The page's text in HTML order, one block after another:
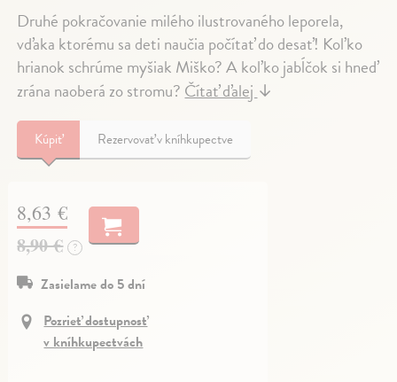
Druhé pokračovanie milého ilustrovaného leporela,
vďaka ktorému sa deti naučia počítať do desať! Koľko
hrianok schrúme myšiak Miško? A koľko jabĺčok si hneď
zrána naoberá zo stromu? Čítať ďalej ↓
Kúpiť Rezervovať v kníhkupectve
8,63 €
8,90 € ?
Zasielame do 5 dní
Pozrieť dostupnosť
v kníhkupectvách